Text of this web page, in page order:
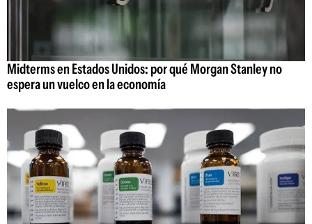
Midterms en Estados Unidos: por qué Morgan Stanley no
espera un vuelco en la economía